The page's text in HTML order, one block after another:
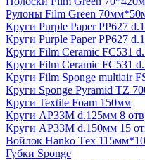
Рулоны Film Green
Круги Purple Paper PP627
Круги Purple Paper PP627
Круги Film Ceramic FC531
Круги Film Ceramic FC531
Круги Film Sponge multiair
Круги Sponge Pyramid TZ
Круги Textile Foam 150мм
Круги AP33M d.125мм 8 отв
Круги AP33M d.150мм 15
Войлок Hanko Tех
Губки Sponge